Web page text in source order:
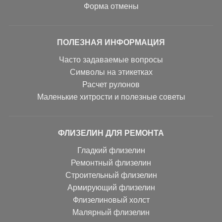
Форма отмены
ПОЛЕЗНАЯ ИНФОРМАЦИЯ
Часто задаваемые вопросы
Символы на этикетках
Расчет рулонов
Маленькие хитрости и полезные советы
ФЛИЗЕЛИН ДЛЯ РЕМОНТА
Гладкий флизелин
Ремонтный флизелин
Строительный флизелин
Армирующий флизелин
Флизелиновый холст
Малярный флизелин